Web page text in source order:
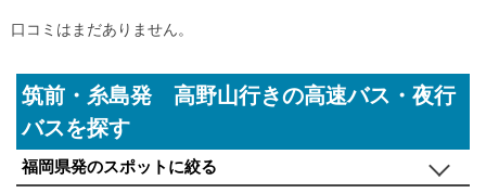
口コミはまだありません。
筑前・糸島発 高野山行きの高速バス・夜行
バスを探す
福岡県発のスポットに絞る